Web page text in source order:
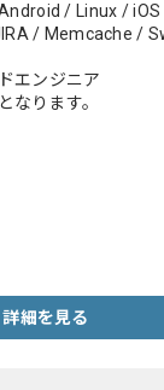
/ Linux /
/ Memcache /
エンジニア
ります。
務経験
詳細を見る